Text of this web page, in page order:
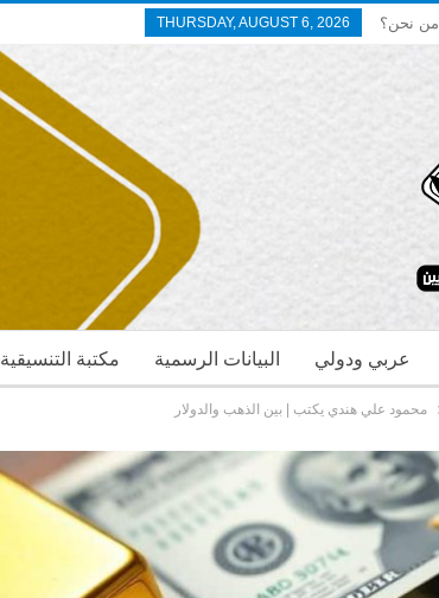
THURSDAY, AUGUST 6, 2026 من نحن؟
مكتبة التنسيقية البيانات الرسمية عربي ودولي
محمود علي هندي يكتب | بين الذهب والدولار